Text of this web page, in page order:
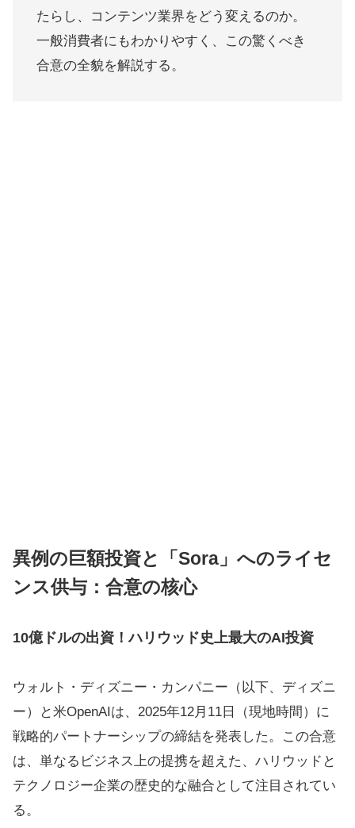
たらし、コンテンツ業界をどう変えるのか。
一般消費者にもわかりやすく、この驚くべき
合意の全貌を解説する。
異例の巨額投資と「Sora」へのライセ
ンス供与：合意の核心
10億ドルの出資！ハリウッド史上最大のAI投資
ウォルト・ディズニー・カンパニー（以下、ディズニ
ー）と米OpenAIは、2025年12月11日（現地時間）に
戦略的パートナーシップの締結を発表した。この合意
は、単なるビジネス上の提携を超えた、ハリウッドと
テクノロジー企業の歴史的な融合として注目されてい
る。